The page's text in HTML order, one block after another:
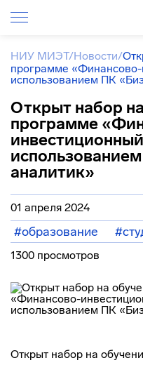
НИУ МИЭТ/Новости/
программе
использованием ПК
Открыт набор
программе
аналитик»
01 апреля 2024
#образование
1300 просмотров
Открыт набор на